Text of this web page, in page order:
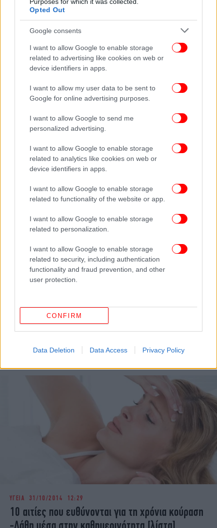
Opted Out
Google consents
I want to allow Google to enable storage
related to advertising like cookies on web or
device identifiers in apps.
I want to allow my user data to be sent to
Google for online advertising purposes.
I want to allow Google to send me
personalized advertising.
I want to allow Google to enable storage
related to analytics like cookies on web or
device identifiers in apps.
I want to allow Google to enable storage
related to functionality of the website or app.
I want to allow Google to enable storage
related to personalization.
I want to allow Google to enable storage
related to security, including authentication
functionality and fraud prevention, and other
user protection.
CONFIRM
Data Deletion Data Access Privacy Policy
Βγήκε από το νοσοκομείο ο Γιάννης Μουζάλας
ΠΟΛΙΤΙΚΗ 24/02/2018 14:10
Στο νοσοκομείο με υπερκόπωση ο Μουζάλας
ΚΟΣΜΟΣ 05/10/2017 16:34
31χρονη πέθανε από υπερκόπωση – Δούλεψε
159 ώρες υπερωρία σε ένα μήνα!
ΥΓΕΙΑ 31/10/2014 12:29
10 αιτίες που ευθύνονται για τη χρόνια κούραση
-Λάθη μέσα στην καθημερινότητα [λίστα]